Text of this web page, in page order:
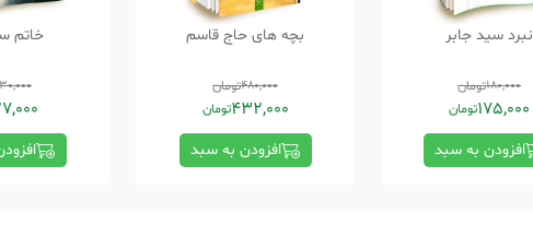
نبرد سید جابر
180,000تومان
175,000تومان
افزودن به سبد
بچه های حاج قاسم
480,000تومان
432,000تومان
افزودن به سبد
خاتم